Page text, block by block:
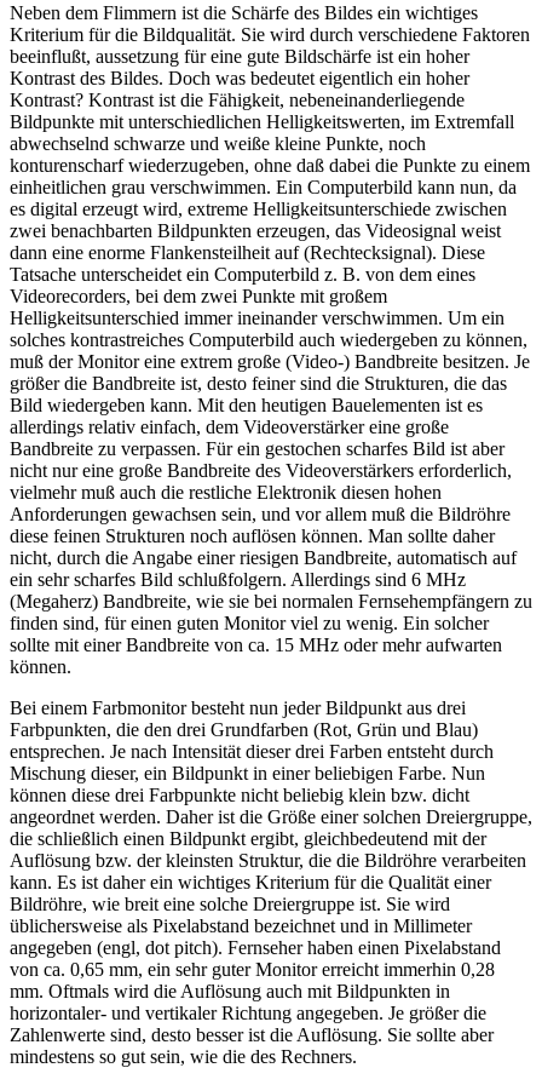
Neben dem Flimmern ist die Schärfe des Bildes ein wichtiges
Kriterium für die Bildqualität. Sie wird durch verschiedene Faktoren
beeinflußt, aussetzung für eine gute Bildschärfe ist ein hoher
Kontrast des Bildes. Doch was bedeutet eigentlich ein hoher
Kontrast? Kontrast ist die Fähigkeit, nebeneinanderliegende
Bildpunkte mit unterschiedlichen Helligkeitswerten, im Extremfall
abwechselnd schwarze und weiße kleine Punkte, noch
konturenscharf wiederzugeben, ohne daß dabei die Punkte zu einem
einheitlichen grau verschwimmen. Ein Computerbild kann nun, da
es digital erzeugt wird, extreme Helligkeitsunterschiede zwischen
zwei benachbarten Bildpunkten erzeugen, das Videosignal weist
dann eine enorme Flankensteilheit auf (Rechtecksignal). Diese
Tatsache unterscheidet ein Computerbild z. B. von dem eines
Videorecorders, bei dem zwei Punkte mit großem
Helligkeitsunterschied immer ineinander verschwimmen. Um ein
solches kontrastreiches Computerbild auch wiedergeben zu können,
muß der Monitor eine extrem große (Video-) Bandbreite besitzen. Je
größer die Bandbreite ist, desto feiner sind die Strukturen, die das
Bild wiedergeben kann. Mit den heutigen Bauelementen ist es
allerdings relativ einfach, dem Videoverstärker eine große
Bandbreite zu verpassen. Für ein gestochen scharfes Bild ist aber
nicht nur eine große Bandbreite des Videoverstärkers erforderlich,
vielmehr muß auch die restliche Elektronik diesen hohen
Anforderungen gewachsen sein, und vor allem muß die Bildröhre
diese feinen Strukturen noch auflösen können. Man sollte daher
nicht, durch die Angabe einer riesigen Bandbreite, automatisch auf
ein sehr scharfes Bild schlußfolgern. Allerdings sind 6 MHz
(Megaherz) Bandbreite, wie sie bei normalen Fernsehempfängern zu
finden sind, für einen guten Monitor viel zu wenig. Ein solcher
sollte mit einer Bandbreite von ca. 15 MHz oder mehr aufwarten
können.
Bei einem Farbmonitor besteht nun jeder Bildpunkt aus drei
Farbpunkten, die den drei Grundfarben (Rot, Grün und Blau)
entsprechen. Je nach Intensität dieser drei Farben entsteht durch
Mischung dieser, ein Bildpunkt in einer beliebigen Farbe. Nun
können diese drei Farbpunkte nicht beliebig klein bzw. dicht
angeordnet werden. Daher ist die Größe einer solchen Dreiergruppe,
die schließlich einen Bildpunkt ergibt, gleichbedeutend mit der
Auflösung bzw. der kleinsten Struktur, die die Bildröhre verarbeiten
kann. Es ist daher ein wichtiges Kriterium für die Qualität einer
Bildröhre, wie breit eine solche Dreiergruppe ist. Sie wird
üblichersweise als Pixelabstand bezeichnet und in Millimeter
angegeben (engl, dot pitch). Fernseher haben einen Pixelabstand
von ca. 0,65 mm, ein sehr guter Monitor erreicht immerhin 0,28
mm. Oftmals wird die Auflösung auch mit Bildpunkten in
horizontaler- und vertikaler Richtung angegeben. Je größer die
Zahlenwerte sind, desto besser ist die Auflösung. Sie sollte aber
mindestens so gut sein, wie die des Rechners.